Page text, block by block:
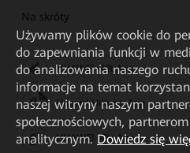
Na skróty
HUAWEI eKit App
Huawei HiKnow App
HUAWEI eFly App
Używamy plików cookie do
do zapewniania funkcji w
do analizowania naszego
informacje na temat
naszej witryny naszym
społecznościowych,
analitycznym. Dowiedz się